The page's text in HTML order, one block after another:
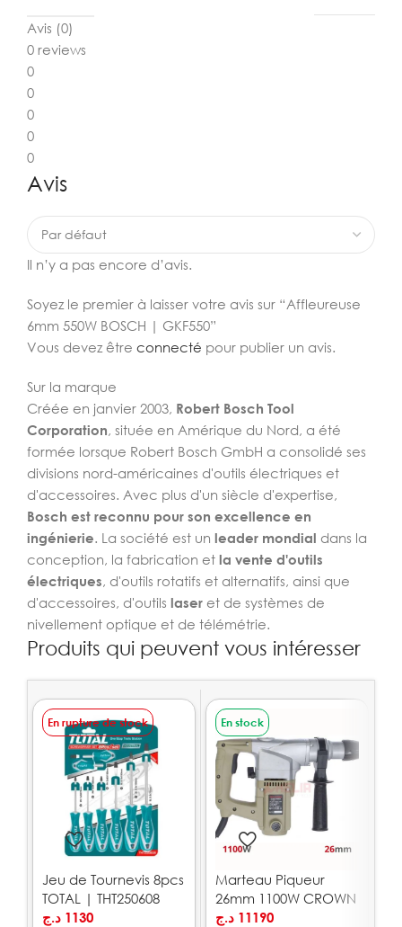
Avis (0)
0 reviews
0
0
0
0
0
Avis
Il n’y a pas encore d’avis.
Soyez le premier à laisser votre avis sur “Affleureuse
6mm 550W BOSCH | GKF550”
Vous devez être connecté pour publier un avis.
Sur la marque
Créée en janvier 2003, Robert Bosch Tool
Corporation, située en Amérique du Nord, a été
formée lorsque Robert Bosch GmbH a consolidé ses
divisions nord-américaines d'outils électriques et
d'accessoires. Avec plus d'un siècle d'expertise,
Bosch est reconnu pour son excellence en
ingénierie. La société est un leader mondial dans la
conception, la fabrication et la vente d'outils
électriques, d'outils rotatifs et alternatifs, ainsi que
d'accessoires, d'outils laser et de systèmes de
nivellement optique et de télémétrie.
Produits qui peuvent vous intéresser
En rupture de stock
Jeu de Tournevis 8pcs
TOTAL | THT250608
1130 د.ج
En stock
Marteau Piqueur
26mm 1100W CROWN
| CT18101
11190 د.ج